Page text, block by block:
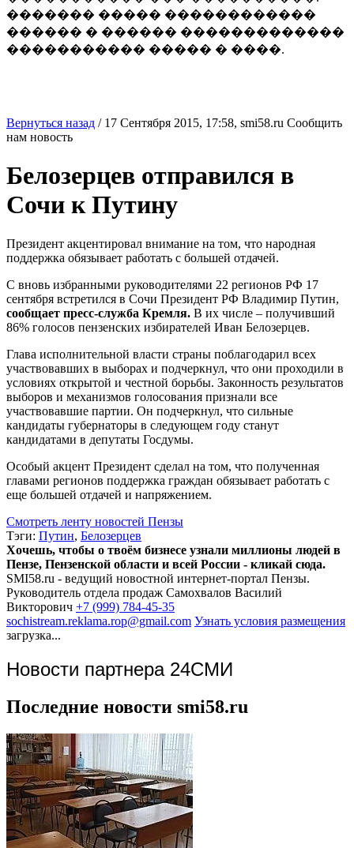
������� ����� ������������
������ � ������ �������������
����������� ����� � ����.
Вернуться назад / 17 Сентября 2015, 17:58, smi58.ru Сообщить
нам новость
Белозерцев отправился в
Сочи к Путину
Президент акцентировал внимание на том, что народная
поддержка обязывает работать с большей отдачей.
С вновь избранными руководителями 22 регионов РФ 17
сентября встретился в Сочи Президент РФ Владимир Путин,
сообщает пресс-служба Кремля. В их числе – получивший
86% голосов пензенских избирателей Иван Белозерцев.
Глава исполнительной власти страны поблагодарил всех
участвовавших в выборах и подчеркнул, что они проходили в
условиях открытой и честной борьбы. Законность результатов
выборов и механизмов голосования признали все
участвовавшие партии. Он подчеркнул, что сильные
кандидаты губернаторы в следующем году станут
кандидатами в депутаты Госдумы.
Особый акцент Президент сделал на том, что полученная
главами регионов поддержка граждан обязывает работать с
еще большей отдачей и напряжением.
Смотреть ленту новостей Пензы
Тэги: Путин, Белозерцев
Хочешь, чтобы о твоём бизнесе узнали миллионы людей в
Пензе, Пензенской области и всей России - кликай сюда.
SMI58.ru - ведущий новостной интернет-портал Пензы.
Руководитель отдела продаж Самохвалов Василий
Викторович +7 (999) 784-45-35
sochistream.reklama.rop@gmail.com Узнать условия размещения
загрузка...
Новости партнера 24СМИ
Последние новости smi58.ru